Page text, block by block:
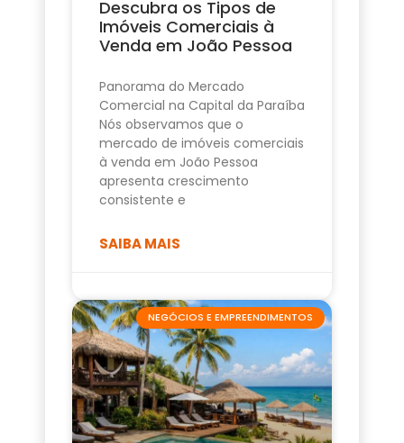
Descubra os Tipos de
Imóveis Comerciais à
Venda em João Pessoa
Panorama do Mercado
Comercial na Capital da Paraíba
Nós observamos que o
mercado de imóveis comerciais
à venda em João Pessoa
apresenta crescimento
consistente e
SAIBA MAIS
NEGÓCIOS E EMPREENDIMENTOS